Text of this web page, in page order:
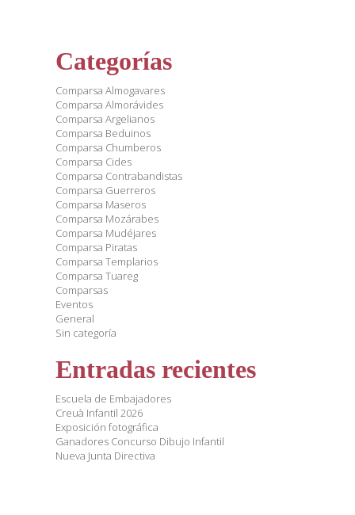
Categorías
Comparsa Almogavares
Comparsa Almorávides
Comparsa Argelianos
Comparsa Beduinos
Comparsa Chumberos
Comparsa Cides
Comparsa Contrabandistas
Comparsa Guerreros
Comparsa Maseros
Comparsa Mozárabes
Comparsa Mudéjares
Comparsa Piratas
Comparsa Templarios
Comparsa Tuareg
Comparsas
Eventos
General
Sin categoría
Entradas recientes
Escuela de Embajadores
Creuà Infantil 2026
Exposición fotográfica
Ganadores Concurso Dibujo Infantil
Nueva Junta Directiva